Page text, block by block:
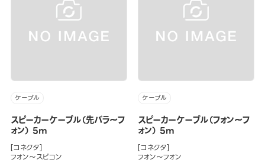
ケーブル
スピーカーケーブル（先バラ～フ
ォン） 5m
[コネクタ]
フォン～スピコン
ケーブル
スピーカーケーブル（フォン～フ
ォン） 5m
[コネクタ]
フォン～フォン